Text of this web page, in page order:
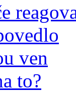
ven
to?